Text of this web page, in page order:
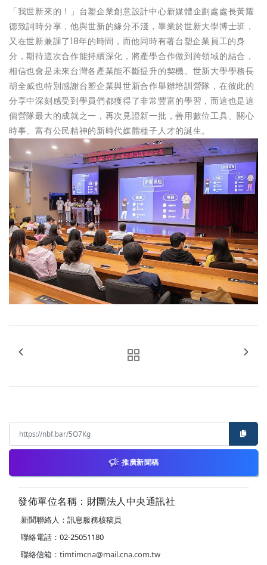
「我世新來的！」台塑企業創意設計中心新媒體企劃處處長黃耀
德致詞時分享，他與世新的緣分不淺，畢業於世新大學博士班，
又在世新兼課了18年的時間，而他同時有著台塑企業員工的身
分，期待這次合作能持續深化，將產學合作做到跨領域的結合，
相信也會是未來台灣各產業能不斷提升的契機。世新大學學務長
胡全威也特別感謝台塑企業與世新合作舉辦培訓營隊，在彼此的
分享中深刻感受到學員們都獲得了非常豐富的學習，而這也是這
個營隊最大的成就之一，再次見證新一批，善用數位工具、關心
時事、富有公民精神的新時代媒體種子人才的誕生。
推廣新聞稿
發佈單位名稱：財團法人中央通訊社
新聞聯絡人：訊息服務核稿員
聯絡電話：02-25051180
聯絡信箱： timtimcna@mail.cna.com.tw